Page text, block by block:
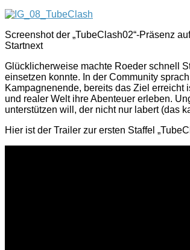
Screenshot der „TubeClash02“-Präsenz auf
Startnext
Glücklicherweise machte Roeder schnell
einsetzen konnte. In der Community
Kampagnenende, bereits das Ziel erreicht
und realer Welt ihre Abenteuer erleben.
unterstützen will, der nicht nur labert (das
Hier ist der Trailer zur ersten Staffel